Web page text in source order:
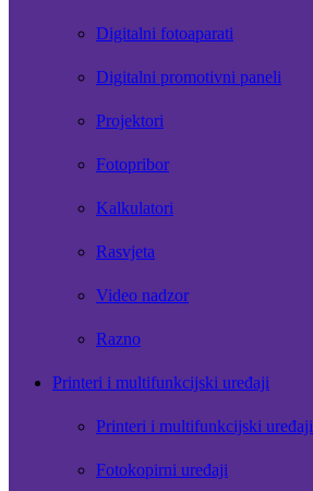
Digitalni fotoaparati
Digitalni promotivni paneli
Projektori
Fotopribor
Kalkulatori
Rasvjeta
Video nadzor
Razno
Printeri i multifunkcijski uređaji
Printeri i multifunkcijski uređaji
Fotokopirni uređaji